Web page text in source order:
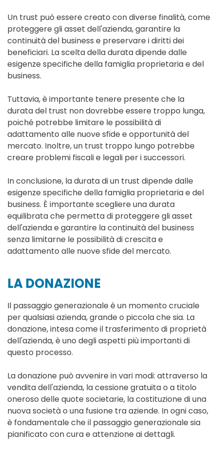
Un trust può essere creato con diverse finalità, come
proteggere gli asset dell'azienda, garantire la
continuità del business e preservare i diritti dei
beneficiari. La scelta della durata dipende dalle
esigenze specifiche della famiglia proprietaria e del
business.
Tuttavia, è importante tenere presente che la
durata del trust non dovrebbe essere troppo lunga,
poiché potrebbe limitare le possibilità di
adattamento alle nuove sfide e opportunità del
mercato. Inoltre, un trust troppo lungo potrebbe
creare problemi fiscali e legali per i successori.
In conclusione, la durata di un trust dipende dalle
esigenze specifiche della famiglia proprietaria e del
business. È importante scegliere una durata
equilibrata che permetta di proteggere gli asset
dell'azienda e garantire la continuità del business
senza limitarne le possibilità di crescita e
adattamento alle nuove sfide del mercato.
LA DONAZIONE
Il passaggio generazionale è un momento cruciale
per qualsiasi azienda, grande o piccola che sia. La
donazione, intesa come il trasferimento di proprietà
dell'azienda, è uno degli aspetti più importanti di
questo processo.
La donazione può avvenire in vari modi: attraverso la
vendita dell'azienda, la cessione gratuita o a titolo
oneroso delle quote societarie, la costituzione di una
nuova società o una fusione tra aziende. In ogni caso,
è fondamentale che il passaggio generazionale sia
pianificato con cura e attenzione ai dettagli.